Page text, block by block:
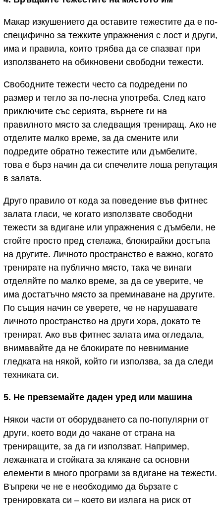
Макар изкушението да оставите тежестите да е по-
специфично за тежките упражнения с лост и други,
има и правила, които трябва да се спазват при
използването на обикновени свободни тежести.
Свободните тежести често са подредени по
размер и тегло за по-лесна употреба. След като
приключите със серията, върнете ги на
правилното място за следващия трениращ. Ако не
отделите малко време, за да смените или
подредите обратно тежестите или дъмбелите,
това е бърз начин да си спечелите лоша репутация
в залата.
Друго правило от кода за поведение във фитнес
залата гласи, че когато използвате свободни
тежести за вдигане или упражнения с дъмбели, не
стойте просто пред стелажа, блокирайки достъпа
на другите. Личното пространство е важно, когато
тренирате на публично място, така че винаги
отделяйте по малко време, за да се уверите, че
има достатъчно място за преминаване на другите.
По същия начин се уверете, че не нарушавате
личното пространство на други хора, докато те
тренират. Ако във фитнес залата има огледала,
внимавайте да не блокирате по невнимание
гледката на някой, който ги използва, за да следи
техниката си.
5. Не превземайте даден уред или машина
Някои части от оборудването са по-популярни от
други, което води до чакане от страна на
трениращите, за да ги използват. Например,
лежанката и стойката за клякане са основни
елементи в много програми за вдигане на тежести.
Въпреки че не е необходимо да бързате с
тренировката си – което ви излага на риск от